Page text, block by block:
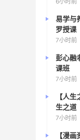
易学与
罗授课
7小时前
彭心融
课班
7小时前
【人
生之道
7小时前
【漫